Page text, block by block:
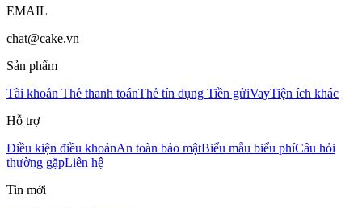
EMAIL
chat@cake.vn
Sản phẩm
Tài khoản Thẻ thanh toánThẻ tín dụng Tiền gửiVayTiện ích khác
Hỗ trợ
Điều kiện điều khoảnAn toàn bảo mậtBiểu mẫu biểu phíCâu hỏi
thường gặpLiên hệ
Tin mới